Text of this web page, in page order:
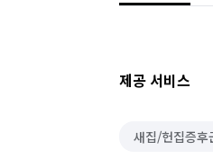
제공 서비스
새집/헌집증후